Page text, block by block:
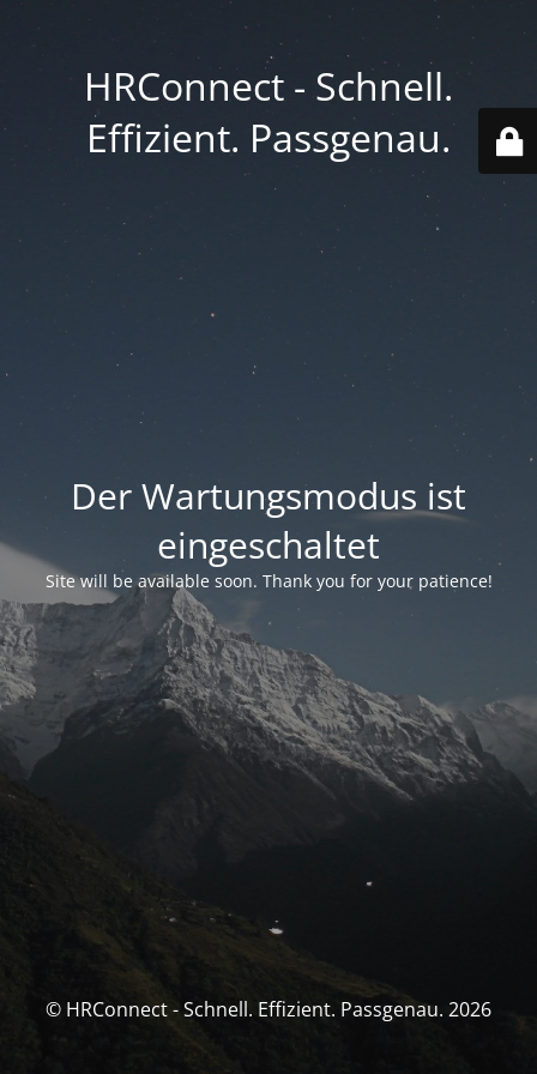
HRConnect - Schnell.
Effizient. Passgenau.
Der Wartungsmodus ist
eingeschaltet
Site will be available soon. Thank you for your patience!
© HRConnect - Schnell. Effizient. Passgenau. 2026